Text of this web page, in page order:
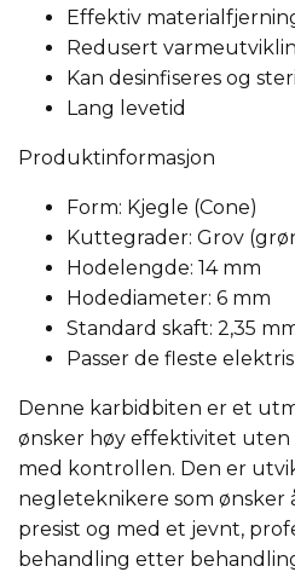
Effektiv
Redusert
Kan desinfiseres og
Lang levetid
Produktinformasjon
Form: Kjegle (Cone)
Kuttegrader: Grov
Hodelengde: 14 mm
Hodediameter: 6 mm
Standard skaft: 2,35
Passer de fleste
Denne karbidbiten er et
ønsker høy effektivitet uten
med kontrollen. Den er
negleteknikere som ønsker
presist og med et jevnt,
behandling etter